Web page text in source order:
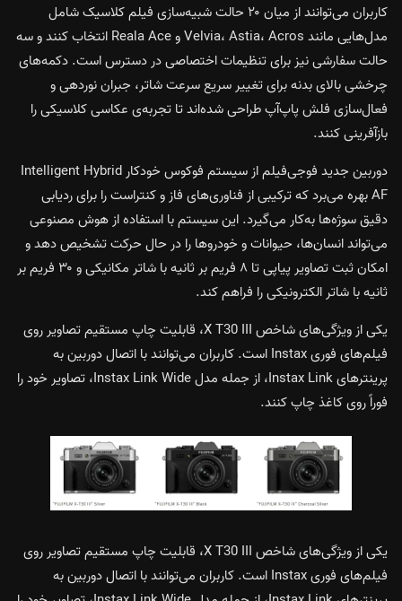
کاربران می‌توانند از میان ۲۰ حالت شبیه‌سازی فیلم کلاسیک شامل
مدل‌هایی مانند Velvia، Astia، Acros و Reala Ace انتخاب کنند و سه
حالت سفارشی نیز برای تنظیمات اختصاصی در دسترس است. دکمه‌های
چرخشی بالای بدنه برای تغییر سریع سرعت شاتر، جبران نوردهی و
فعال‌سازی فلش پاپ‌آپ طراحی شده‌اند تا تجربه‌ی عکاسی کلاسیکی را
بازآفرینی کنند.
دوربین جدید فوجی‌فیلم از سیستم فوکوس خودکار Intelligent Hybrid
AF بهره می‌برد که ترکیبی از فناوری‌های فاز و کنتراست را برای ردیابی
دقیق سوژه‌ها به‌کار می‌گیرد. این سیستم با استفاده از هوش مصنوعی
می‌تواند انسان‌ها، حیوانات و خودروها را در حال حرکت تشخیص دهد و
امکان ثبت تصاویر پیاپی تا ۸ فریم بر ثانیه با شاتر مکانیکی و ۳۰ فریم بر
ثانیه با شاتر الکترونیکی را فراهم کند.
یکی از ویژگی‌های شاخص X T30 III، قابلیت چاپ مستقیم تصاویر روی
فیلم‌های فوری Instax است. کاربران می‌توانند با اتصال دوربین به
پرینترهای Instax Link، از جمله مدل Instax Link Wide، تصاویر خود را
فوراً روی کاغذ چاپ کنند.
یکی از ویژگی‌های شاخص X T30 III، قابلیت چاپ مستقیم تصاویر روی
فیلم‌های فوری Instax است. کاربران می‌توانند با اتصال دوربین به